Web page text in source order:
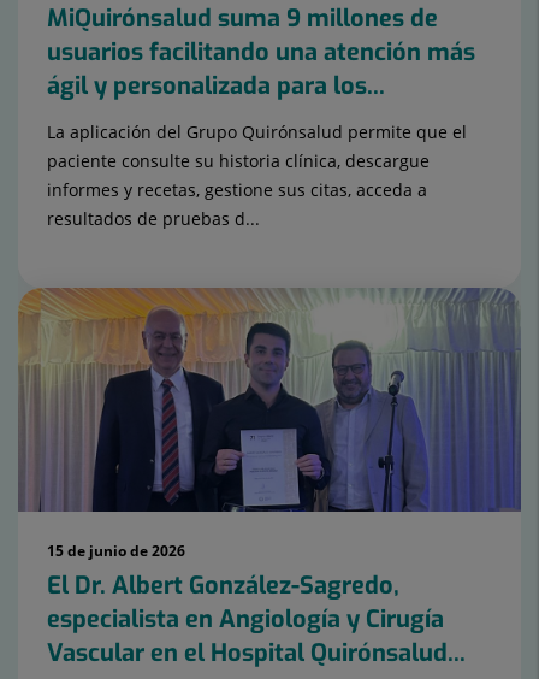
MiQuirónsalud suma 9 millones de
usuarios facilitando una atención más
ágil y personalizada para los...
La aplicación del Grupo Quirónsalud permite que el
paciente consulte su historia clínica, descargue
informes y recetas, gestione sus citas, acceda a
resultados de pruebas d...
15 de junio de 2026
El Dr. Albert González-Sagredo,
especialista en Angiología y Cirugía
Vascular en el Hospital Quirónsalud...